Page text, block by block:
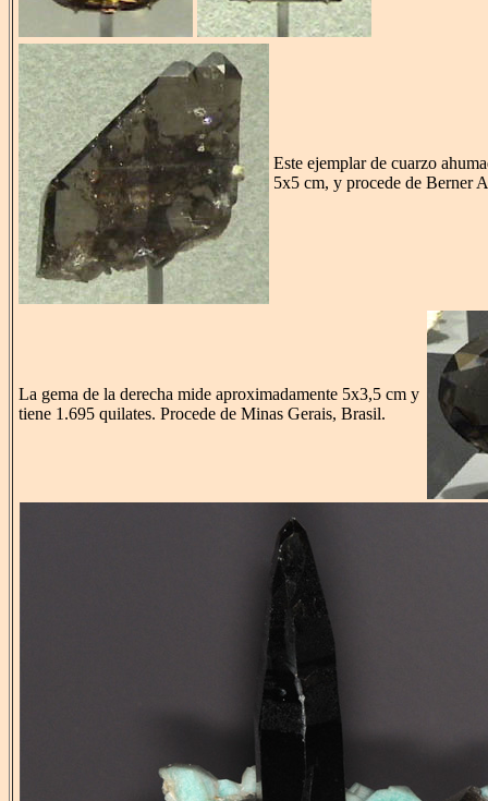
Este ejemplar de cuarzo
5x5 cm, y procede de Berner
La gema de la derecha mide aproximadamente 5x3,5 cm y
tiene 1.695 quilates. Procede de Minas Gerais, Brasil.